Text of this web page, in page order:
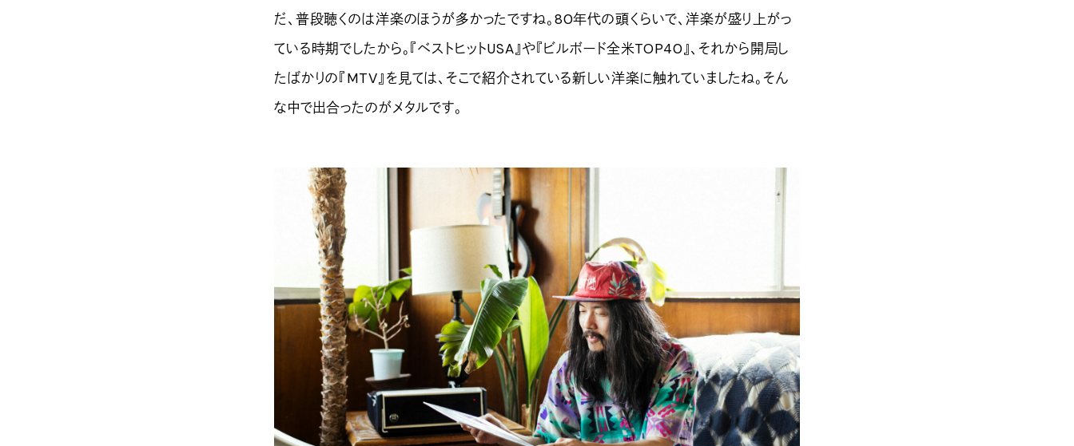
だ、普段聴くのは洋楽のほうが多かったですね。80年代の頭くらいで、洋楽が盛り上がっ
ている時期でしたから。『ベストヒットUSA』や『ビルボード全米TOP40』、それから開局し
たばかりの『MTV』を見ては、そこで紹介されている新しい洋楽に触れていましたね。そん
な中で出合ったのがメタルです。